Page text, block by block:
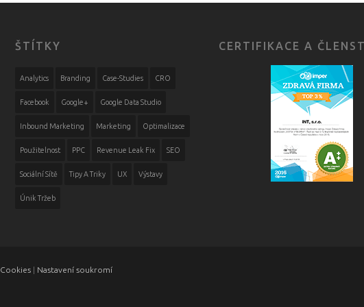
ŠTÍTKY
Analytics Branding Case-Studies CRO
Facebook Google+ Google Data Studio
Inbound Marketing Marketing Optimalizace
Použitelnost PPC Revenue Leak Fix SEO
Sociální Sítě Tipy A Triky UX Výstavy
Únik Tržeb
CERTIFIKACE A
Cookies | Nastavení soukromí